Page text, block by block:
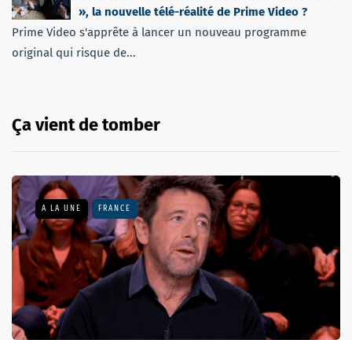
», la nouvelle télé-réalité de Prime Video ?
Prime Video s'apprête à lancer un nouveau programme
original qui risque de...
Ça vient de tomber
A LA UNE FRANCE